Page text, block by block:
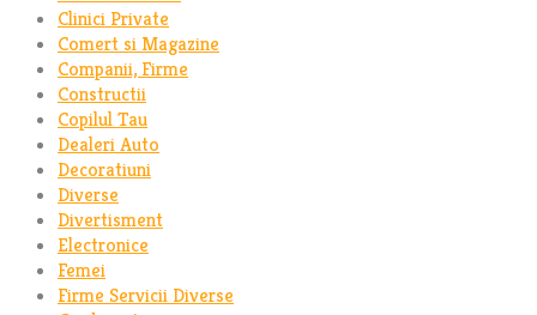
Clinici Private
Comert si Magazine
Companii, Firme
Constructii
Copilul Tau
Dealeri Auto
Decoratiuni
Diverse
Divertisment
Electronice
Femei
Firme Servicii Diverse